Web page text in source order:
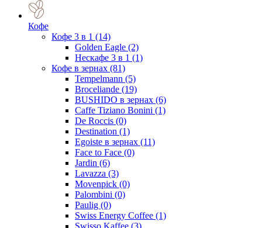
Кофе
Кофе 3 в 1 (14)
Golden Eagle (2)
Нескафе 3 в 1 (1)
Кофе в зернах (81)
Tempelmann (5)
Broceliande (19)
BUSHIDO в зернах (6)
Caffe Tiziano Bonini (1)
De Roccis (0)
Destination (1)
Egoiste в зернах (11)
Face to Face (0)
Jardin (6)
Lavazza (3)
Movenpick (0)
Palombini (0)
Paulig (0)
Swiss Energy Coffee (1)
Swisso Kaffee (3)